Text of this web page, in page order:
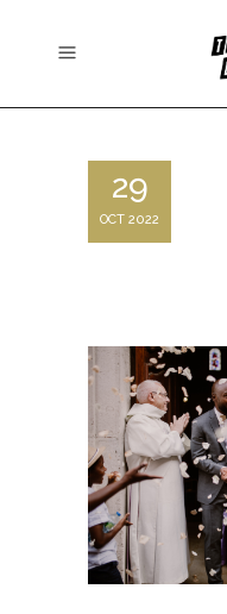
29
OCT 2022